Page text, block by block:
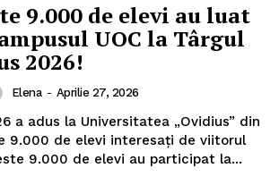
9.000 de elevi au luat
UOC la Târgul
2026!
Elena - Aprilie 27, 2026
a adus la Universitatea „Ovidius” din
9.000 de elevi interesați de viitorul
academic Peste 9.000 de elevi au participat la...